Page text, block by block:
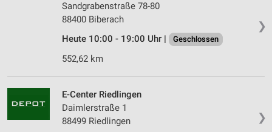
❯
Sandgrabenstraße 78-80
88400 Biberach
Heute 10:00 - 19:00 Uhr |
Geschlossen
552,62 km
❯
E-Center Riedlingen
Daimlerstraße 1
88499 Riedlingen